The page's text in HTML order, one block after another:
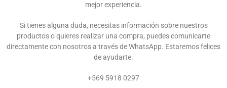
mejor experiencia.
Si tienes alguna duda, necesitas información sobre nuestros
productos o quieres realizar una compra, puedes comunicarte
directamente con nosotros a través de WhatsApp. Estaremos felices
de ayudarte.
+569 5918 0297